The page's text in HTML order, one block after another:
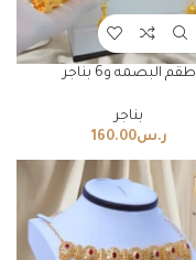
طقم البصمه و6 بناجر
بناجر
ر.س160.00